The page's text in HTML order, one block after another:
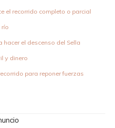
el recorrido completo o parcial
río
hacer el descenso del Sella
y dinero
para reponer fuerzas